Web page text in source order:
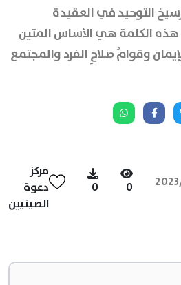
التوحيد في العقيدة
الكلمة هي الأساس المتين
وقوامُ صلاحِ الفرد والمجتمع
0
0
مركز
دعوة
الصينيين